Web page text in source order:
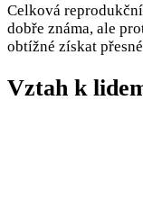
Celková
dobře známa, ale
obtížné získat
Vztah k